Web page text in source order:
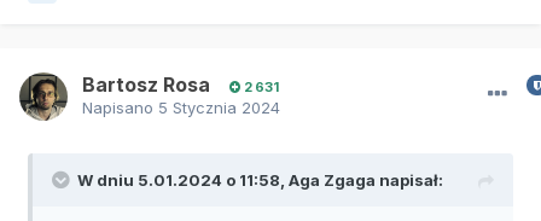
Bartosz Rosa 2 631
Napisano 5 Stycznia 2024
W dniu 5.01.2024 o 11:58, Aga Zgaga napisał: